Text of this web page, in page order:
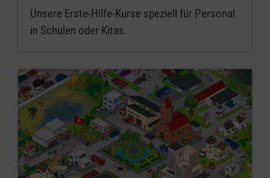
Unsere Erste-Hilfe-Kurse speziell für Personal
in Schulen oder Kitas.